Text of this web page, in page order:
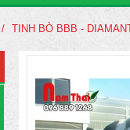
TINH BÒ BBB -